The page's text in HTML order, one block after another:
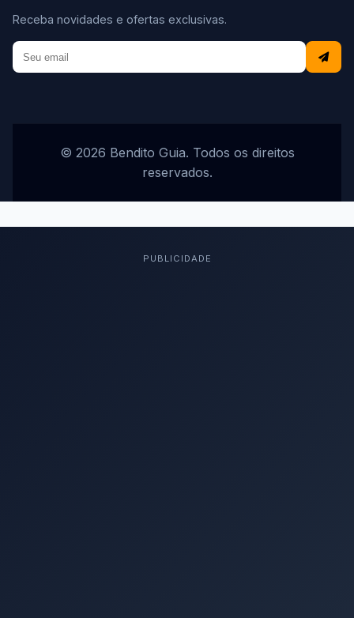
Receba novidades e ofertas exclusivas.
© 2026 Bendito Guia. Todos os direitos
reservados.